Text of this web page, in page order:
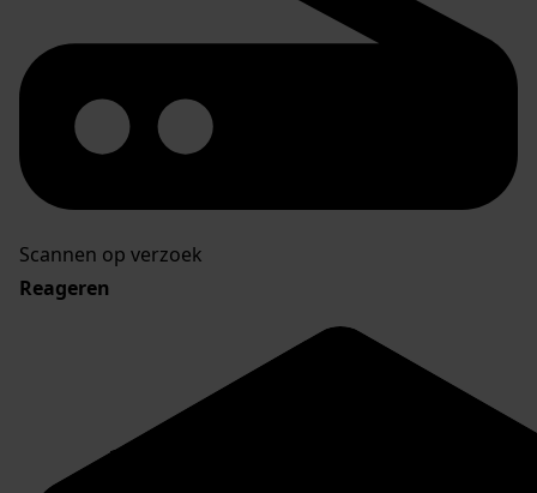
Scannen op verzoek
Reageren